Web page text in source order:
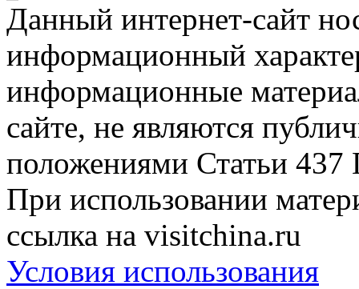
Данный интернет-сайт
информационный
информационные
сайте, не являются
положениями Статьи 437
При использовании
ссылка на visitchina.ru
Условия использования